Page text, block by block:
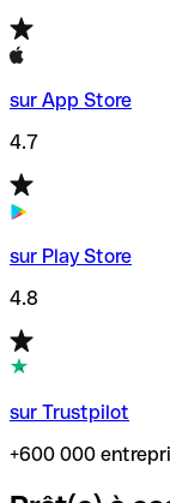
sur App Store
4.7
sur Play Store
4.8
sur Trustpilot
+600 000